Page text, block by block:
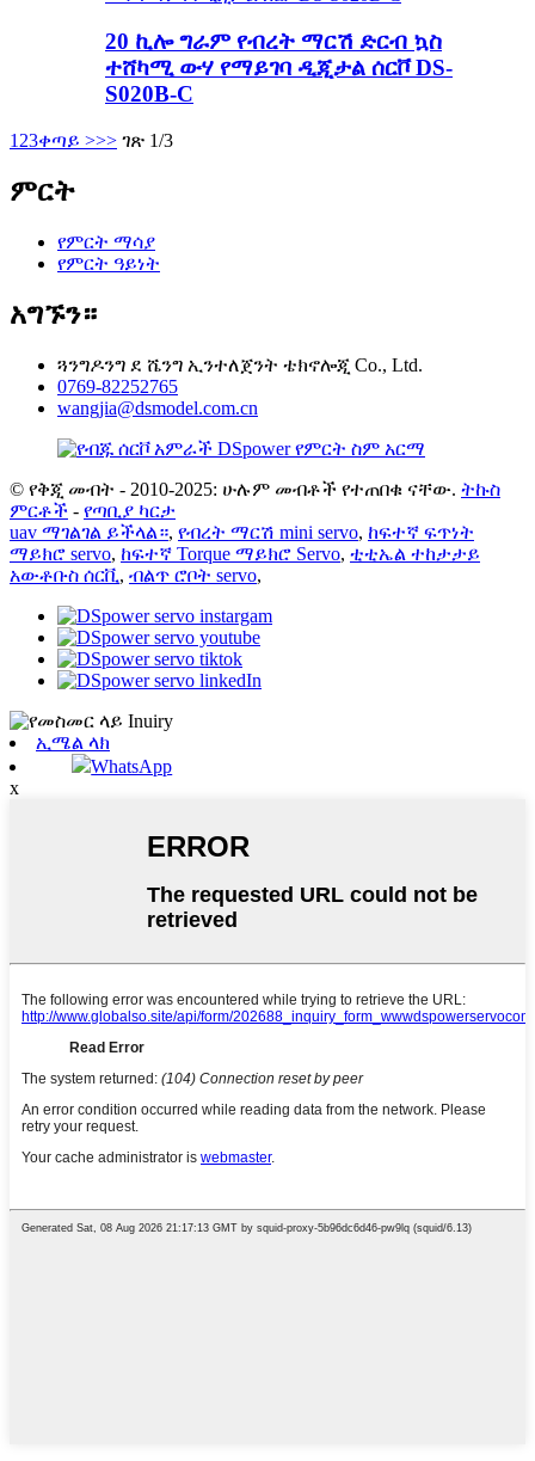
20 ኪሎ ግራም የብረት ማርሽ ድርብ ኳስ
ተሸካሚ ውሃ የማይገባ ዲጂታል ሰርቮ DS-
S020B-C
1 23ቀጣይ >>> ገጽ 1/3
ምርት
የምርት ማሳያ
የምርት ዓይነት
አግኙን።
ጓንግዶንግ ደ ሼንግ ኢንተለጀንት ቴክኖሎጂ Co., Ltd.
0769-82252765
wangjia@dsmodel.com.cn
© የቅጂ መብት - 2010-2025: ሁሉም መብቶች የተጠበቁ ናቸው. ትኩስ
ምርቶች - የጣቢያ ካርታ
uav ማገልገል ይችላል።, የብረት ማርሽ mini servo, ከፍተኛ ፍጥነት
ማይክሮ servo, ከፍተኛ Torque ማይክሮ Servo, ቲቲኤል ተከታታይ
አውቶቡስ ሰርቪ, ብልጥ ሮቦት servo,
ኢሜል ላክ
WhatsApp
x